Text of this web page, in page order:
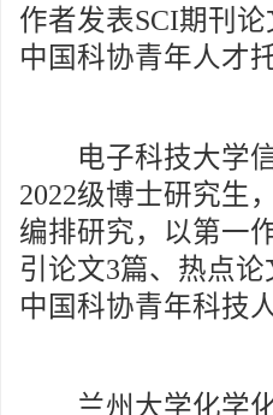
作者发表SCI期刊
中国科协青年人才
电子科技大学信
2022级博士研究生
编排研究，以第一
引论文3篇、热点
中国科协青年科技
兰州大学化学化